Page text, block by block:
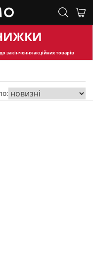
закінчення акційних товарів